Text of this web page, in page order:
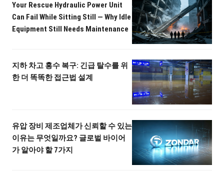
Your Rescue Hydraulic Power Unit
Can Fail While Sitting Still — Why Idle
Equipment Still Needs Maintenance
지하 차고 홍수 복구: 긴급 탈수를 위
한 더 똑똑한 접근법 설계
유압 장비 제조업체가 신뢰할 수 있는
이유는 무엇일까요? 글로벌 바이어
가 알아야 할 7가지